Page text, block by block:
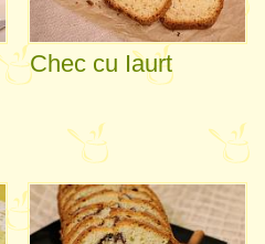
Chec cu Iaurt